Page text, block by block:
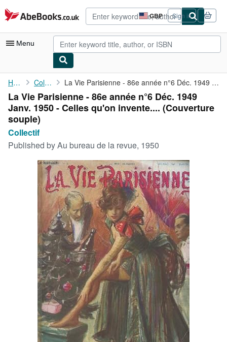
Skip to main content
AbeBooks.co.uk GBP
Site
shopping
preferences
Sign in
Menu
My Account
My Purchases
Sign Off
Advanced Search
Browse Collections
Rare Books
Art & Collectables
Start Selling
CLOSE
Home Collectif La Vie Parisienne - 86e année n°6 Déc. 1949 Janv. 1950 - Celles ...
La Vie Parisienne - 86e année n°6 Déc. 1949
Janv. 1950 - Celles qu'on invente.... (Couverture
souple)
Collectif
Published byAu bureau de la revue, 1950